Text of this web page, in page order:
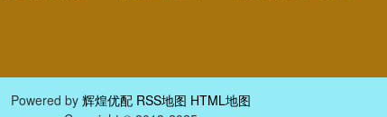
Powered by 辉煌优配 RSS地图 HTML地图